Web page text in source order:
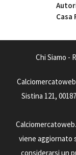
Casa
Chi Siamo -
Sistina 121,
viene aggiornato
considerarsi un